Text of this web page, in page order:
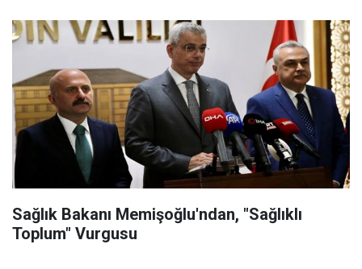
Sağlık Bakanı Memişoğlu'ndan, "Sağlıklı
Toplum" Vurgusu